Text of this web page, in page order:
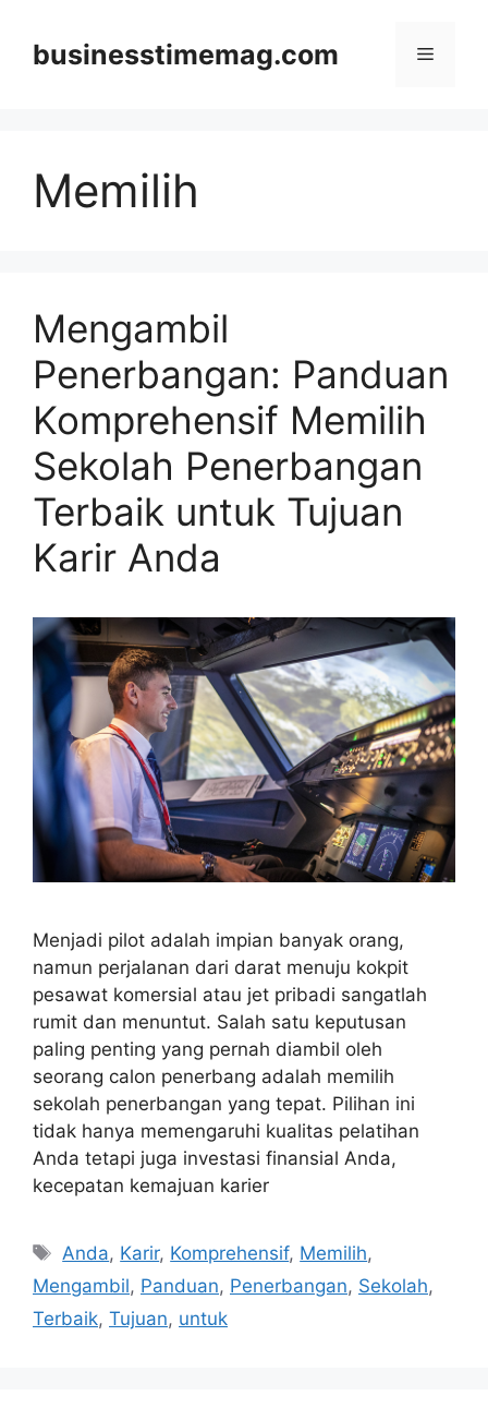
contentbusinesstimemag.com Menu
Memilih
Mengambil
Penerbangan: Panduan
Komprehensif Memilih
Sekolah Penerbangan
Terbaik untuk Tujuan
Karir Anda
Menjadi pilot adalah impian banyak orang,
namun perjalanan dari darat menuju kokpit
pesawat komersial atau jet pribadi sangatlah
rumit dan menuntut. Salah satu keputusan
paling penting yang pernah diambil oleh
seorang calon penerbang adalah memilih
sekolah penerbangan yang tepat. Pilihan ini
tidak hanya memengaruhi kualitas pelatihan
Anda tetapi juga investasi finansial Anda,
kecepatan kemajuan karier
Tags
Anda, Karir, Komprehensif, Memilih,
Mengambil, Panduan, Penerbangan, Sekolah,
Terbaik, Tujuan, untuk